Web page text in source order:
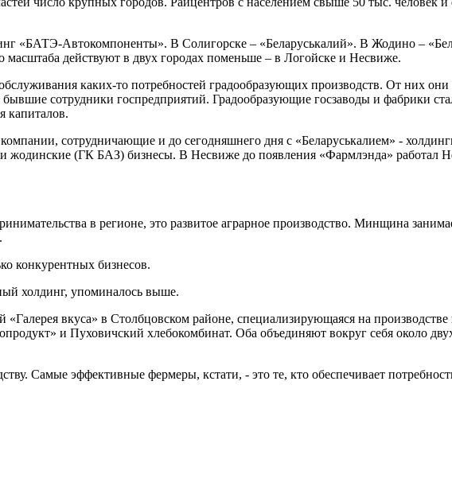
«БАТЭ-Автокомпоненты». В Солигорске – «Беларуськалий». В Жодино –
действуют в двух городах поменьше – в Логойске и Несвиже.
каких-то потребностей градообразующих производств. От них
сотрудники госпредприятий. Градообразующие госзаводы и фабрики
капиталов.
сотрудничающие и до сегодняшнего дня с «Беларуськалием» -
(ГК БАЗ) бизнесы. В Несвиже до появления «Фармлэнда» работал
в регионе, это развитое аграрное производство. Минщина
конкурентных бизнесов.
холдинг, упоминалось выше.
вкуса» в Столбцовском районе, специализирующаяся на
и Пуховичский хлебокомбинат. Оба объединяют вокруг себя около
Самые эффективные фермеры, кстати, - это те, кто обеспечивает